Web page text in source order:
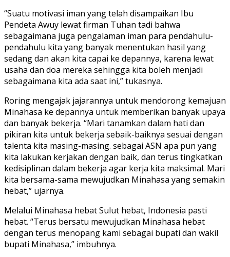
“Suatu motivasi iman yang telah disampaikan Ibu
Pendeta Awuy lewat firman Tuhan tadi bahwa
sebagaimana juga pengalaman iman para pendahulu-
pendahulu kita yang banyak menentukan hasil yang
sedang dan akan kita capai ke depannya, karena lewat
usaha dan doa mereka sehingga kita boleh menjadi
sebagaimana kita ada saat ini,” tukasnya.
Roring mengajak jajarannya untuk mendorong kemajuan
Minahasa ke depannya untuk memberikan banyak upaya
dan banyak bekerja. “Mari tanamkan dalam hati dan
pikiran kita untuk bekerja sebaik-baiknya sesuai dengan
talenta kita masing-masing. sebagai ASN apa pun yang
kita lakukan kerjakan dengan baik, dan terus tingkatkan
kedisiplinan dalam bekerja agar kerja kita maksimal. Mari
kita bersama-sama mewujudkan Minahasa yang semakin
hebat,” ujarnya.
Melalui Minahasa hebat Sulut hebat, Indonesia pasti
hebat. “Terus bersatu mewujudkan Minahasa hebat
dengan terus menopang kami sebagai bupati dan wakil
bupati Minahasa,” imbuhnya.